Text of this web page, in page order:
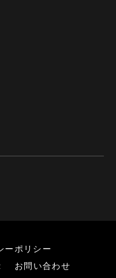
ーポリシー
お問い合わせ